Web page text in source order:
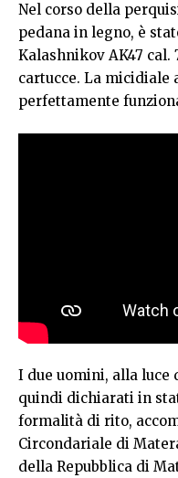
Nel corso della
pedana in legno, è
Kalashnikov AK47 cal.
cartucce. La micidiale
perfettamente
I due uomini, alla luce
quindi dichiarati in
formalità di rito,
Circondariale di
della Repubblica di